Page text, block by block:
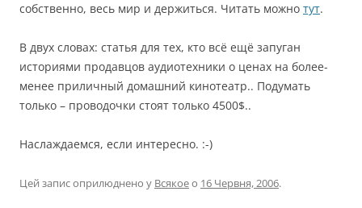
собственно, весь мир и держиться. Читать можно тут.
В двух словах: статья для тех, кто всё ещё запуган
историями продавцов аудиотехники о ценах на более-
менее приличный домашний кинотеатр.. Подумать
только – проводочки стоят только 4500$..
Наслаждаемся, если интересно. :-)
Цей запис оприлюднено у Всякоео 16 Червня, 2006.